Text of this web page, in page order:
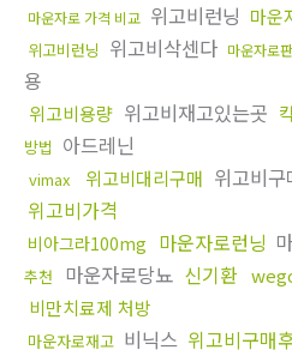
마운자로 가격 비교 위고비런닝 마운
위고비런닝 위고비삭센다 마운자로
용
위고비용량 위고비재고있는곳
방법 아드레닌
vimax 위고비대리구매 위고비구
위고비가격
비아그라100mg 마운자로런닝
추천
마운자로당뇨 신기환
비만치료제 처방
마운자로재고 비닉스 위고비구매